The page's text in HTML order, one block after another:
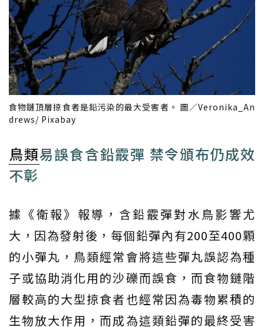
食物鏈頂層掠食者是鉛污染的最大受害者。 圖／Veronika_An
drews/ Pixabay
鳥類易誤食含鉛霰彈 禁令頒布仍成效
不彰
據《衛報》報導，含鉛霰彈對水鳥影響尤
大，因為發射後，每個鉛彈內有200至400顆
的小彈丸，鳥類經常會將這些彈丸誤認為種
子或協助消化用的沙礫而誤食，而食物鏈階
層較高的大型掠食者也經常因為毒物累積的
生物放大作用，而成為這類鉛彈的最終受害